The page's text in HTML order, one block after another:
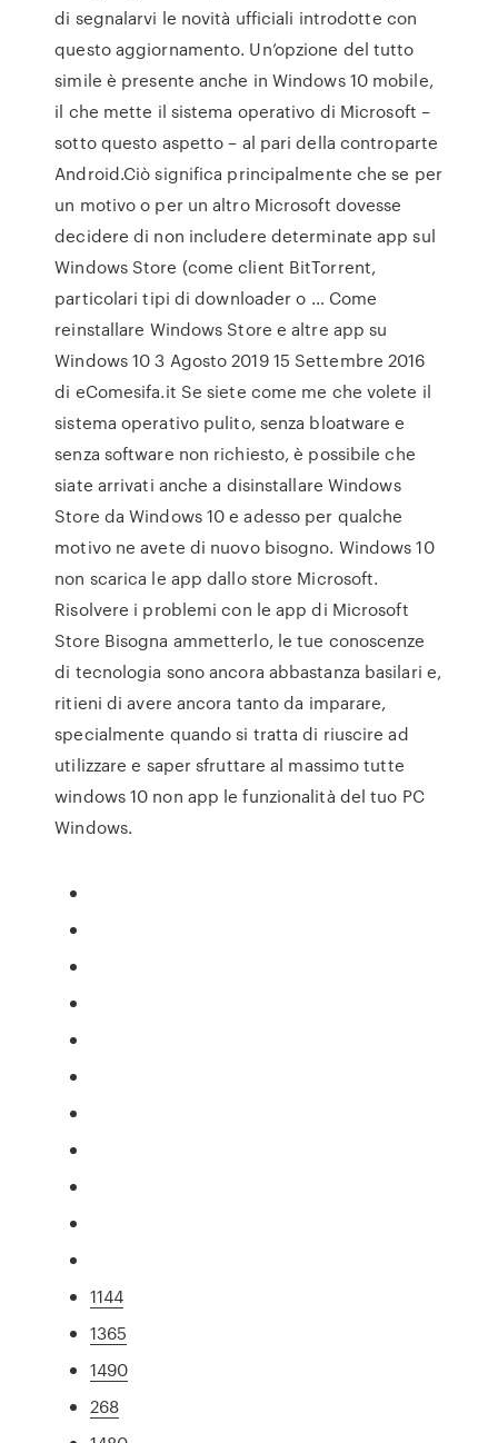
di segnalarvi le novità ufficiali introdotte con
questo aggiornamento. Un’opzione del tutto
simile è presente anche in Windows 10 mobile,
il che mette il sistema operativo di Microsoft –
sotto questo aspetto – al pari della controparte
Android.Ciò significa principalmente che se per
un motivo o per un altro Microsoft dovesse
decidere di non includere determinate app sul
Windows Store (come client BitTorrent,
particolari tipi di downloader o … Come
reinstallare Windows Store e altre app su
Windows 10 3 Agosto 2019 15 Settembre 2016
di eComesifa.it Se siete come me che volete il
sistema operativo pulito, senza bloatware e
senza software non richiesto, è possibile che
siate arrivati anche a disinstallare Windows
Store da Windows 10 e adesso per qualche
motivo ne avete di nuovo bisogno. Windows 10
non scarica le app dallo store Microsoft.
Risolvere i problemi con le app di Microsoft
Store Bisogna ammetterlo, le tue conoscenze
di tecnologia sono ancora abbastanza basilari e,
ritieni di avere ancora tanto da imparare,
specialmente quando si tratta di riuscire ad
utilizzare e saper sfruttare al massimo tutte
windows 10 non app le funzionalità del tuo PC
Windows.
1144
1365
1490
268